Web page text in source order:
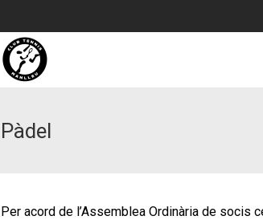
Pàdel
Per acord de l’Assemblea Ordinària de socis